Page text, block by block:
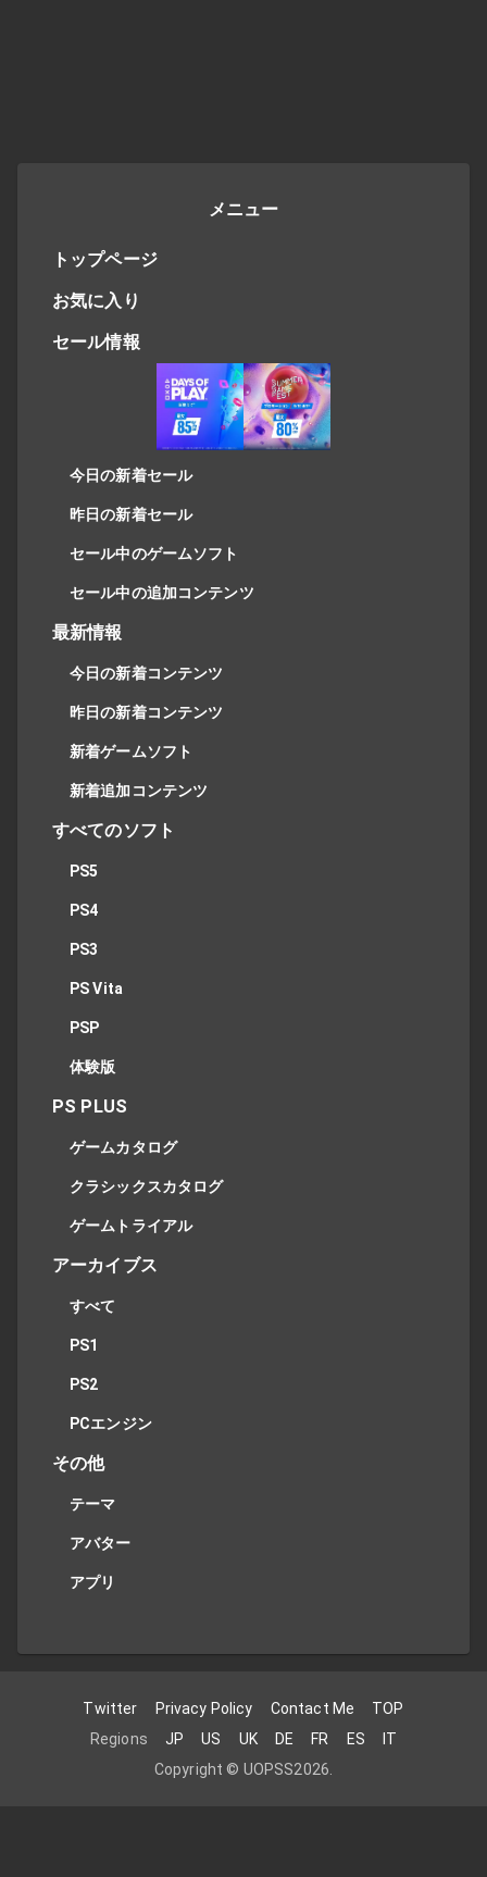
メニュー
トップページ
お気に入り
セール情報
今日の新着セール
昨日の新着セール
セール中のゲームソフト
セール中の追加コンテンツ
最新情報
今日の新着コンテンツ
昨日の新着コンテンツ
新着ゲームソフト
新着追加コンテンツ
すべてのソフト
PS5
PS4
PS3
PS Vita
PSP
体験版
PS PLUS
ゲームカタログ
クラシックスカタログ
ゲームトライアル
アーカイブス
すべて
PS1
PS2
PCエンジン
その他
テーマ
アバター
アプリ
Twitter Privacy Policy Contact Me
TOP
Regions
JP US UK DE FR ES
IT
Copyright © UOPSS2026